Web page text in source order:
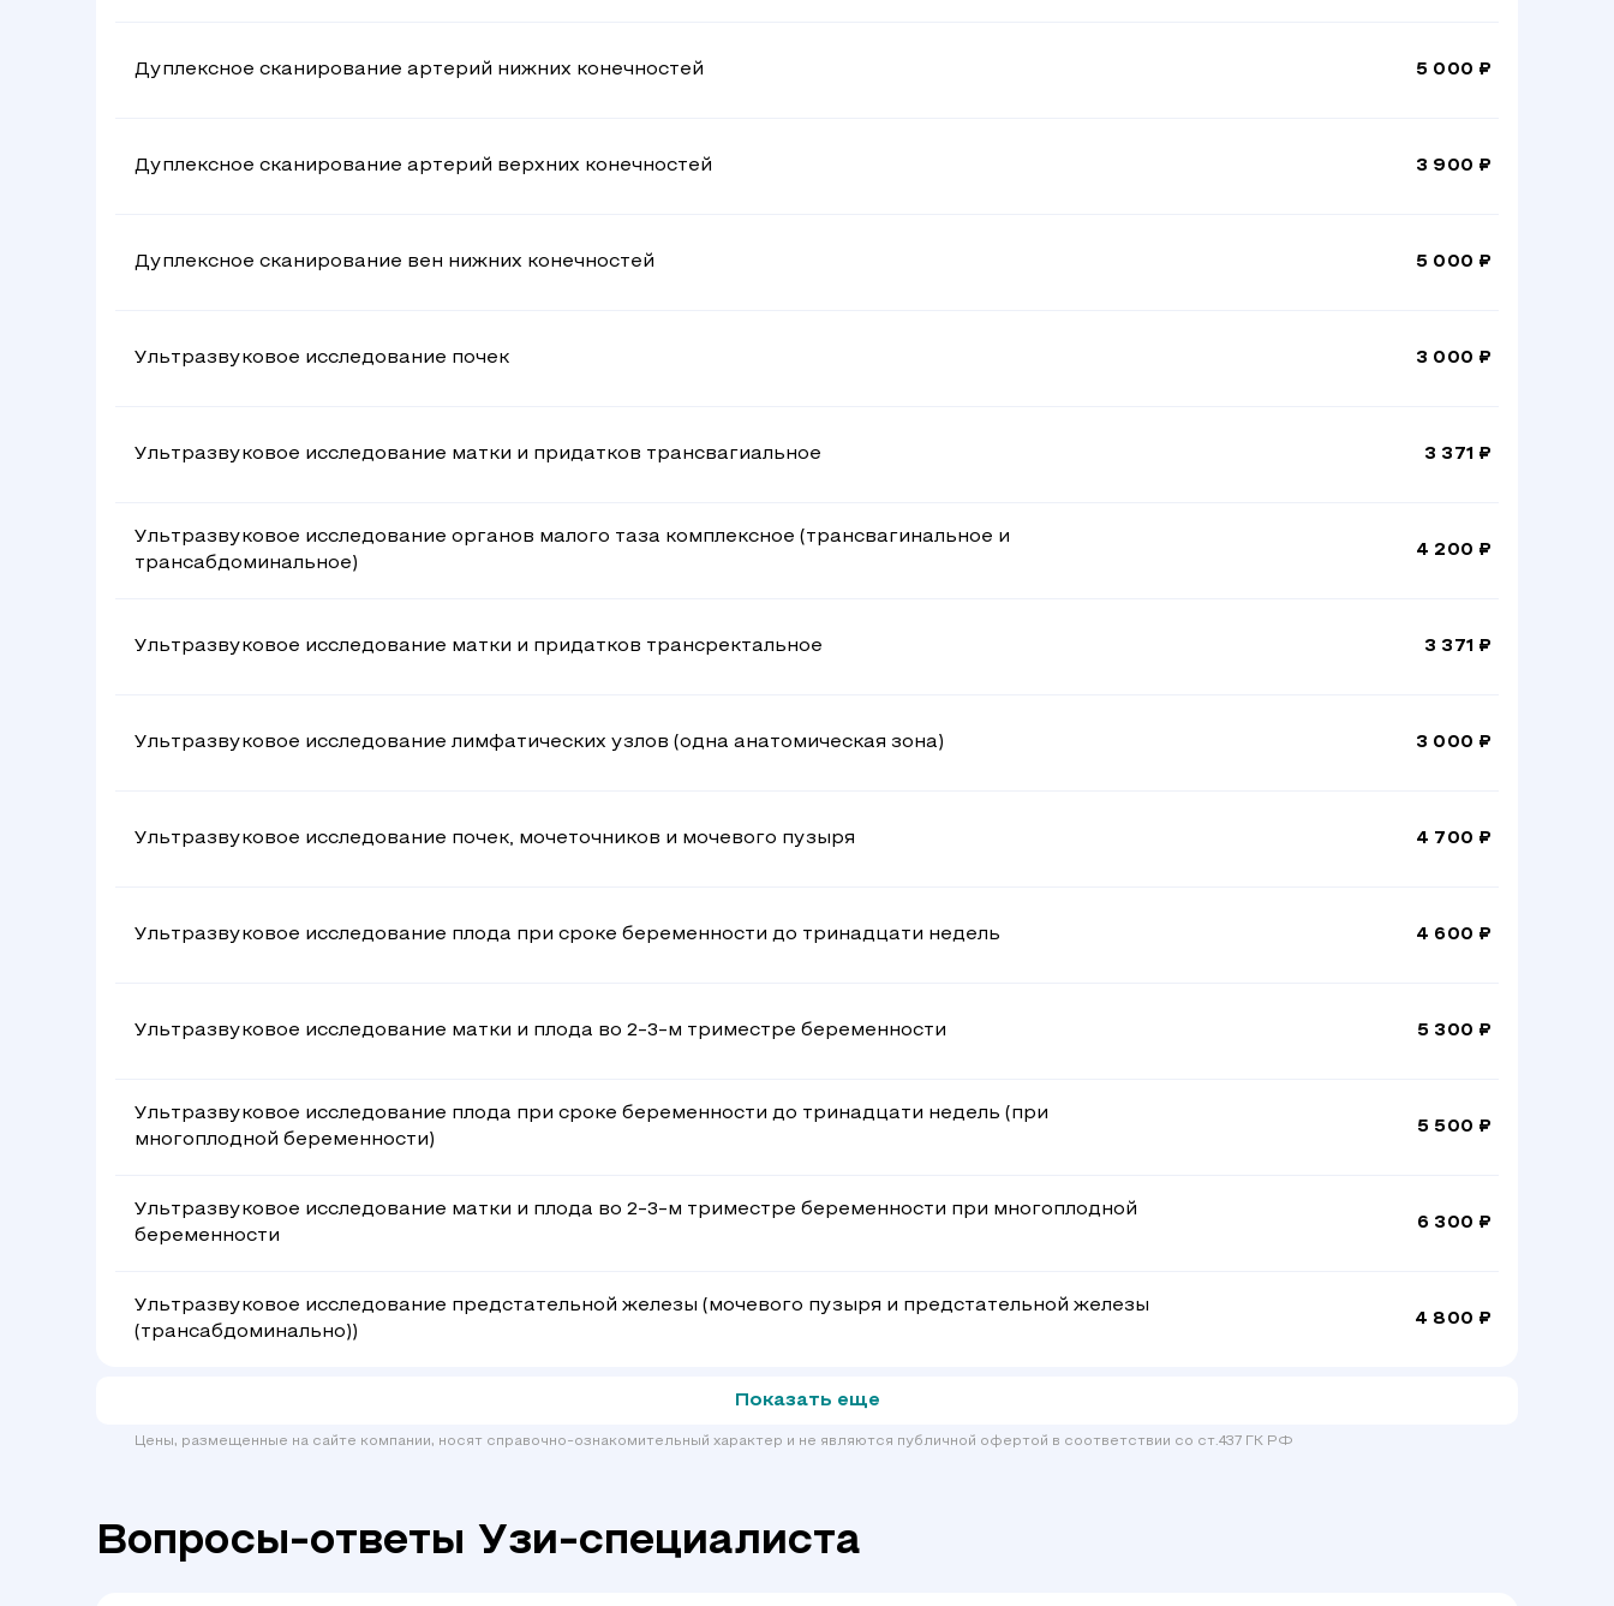
Дуплексное сканирование артерий нижних конечностей 5 000 ₽
Дуплексное сканирование артерий верхних конечностей 3 900 ₽
Дуплексное сканирование вен нижних конечностей 5 000 ₽
Ультразвуковое исследование почек 3 000 ₽
Ультразвуковое исследование матки и придатков трансвагиальное 3 371 ₽
Ультразвуковое исследование органов малого таза комплексное (трансвагинальное и
трансабдоминальное)
4 200 ₽
Ультразвуковое исследование матки и придатков трансректальное 3 371 ₽
Ультразвуковое исследование лимфатических узлов (одна анатомическая зона) 3 000 ₽
Ультразвуковое исследование почек, мочеточников и мочевого пузыря 4 700 ₽
Ультразвуковое исследование плода при сроке беременности до тринадцати недель 4 600 ₽
Ультразвуковое исследование матки и плода во 2-3-м триместре беременности 5 300 ₽
Ультразвуковое исследование плода при сроке беременности до тринадцати недель (при
многоплодной беременности)
5 500 ₽
Ультразвуковое исследование матки и плода во 2-3-м триместре беременности при многоплодной
беременности
6 300 ₽
Ультразвуковое исследование предстательной железы (мочевого пузыря и предстательной железы
(трансабдоминально))
4 800 ₽
Показать еще
Цены, размещенные на сайте компании, носят справочно-ознакомительный характер и не являются публичной офертой в соответствии со ст.437 ГК РФ
Вопросы-ответы Узи-специалиста